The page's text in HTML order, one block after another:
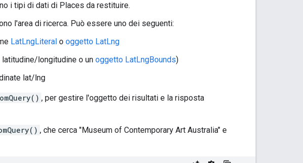
i tipi di dati di Places da restituire.
l'area di ricerca. Può essere uno dei seguenti:
LatLngLiteral o oggetto LatLng
longitudine o un oggetto LatLngBounds)
lat/lng
, per gestire l'oggetto dei risultati e la risposta
, che cerca "Museum of Contemporary Art Australia" e